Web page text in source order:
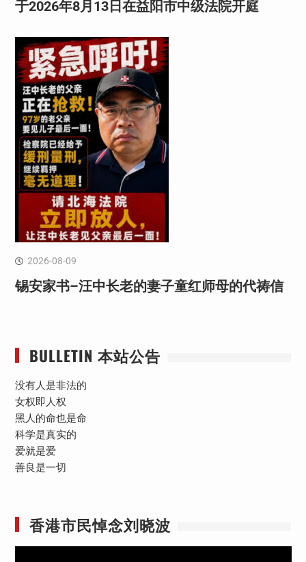
于2026年8月13日在益阳市中级法院开庭
2026-08-09
锡安家书–汪中长老的妻子童红⁩师母的代祷信
BULLETIN 本站公告
没有人是非法的
女权即人权
黑人的命也是命
科学是真实的
爱就是爱
善良是一切
香港市民悼念刘晓波